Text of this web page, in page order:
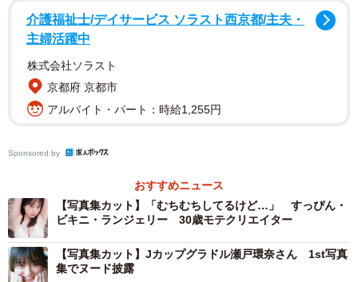
介護福祉士/デイサービス ソラスト西京都/主夫・
主婦活躍中
株式会社ソラスト
京都府 京都市
アルバイト・パート：時給1,255円
Sponsored by
おすすめニュース
【写真集カット】「むちむちしてるけど…」 すっぴん・
ビキニ・ランジェリー 30歳モテクリエイター
【写真集カット】Jカップグラドル瀬戸環奈さん 1st写真
集でヌード披露